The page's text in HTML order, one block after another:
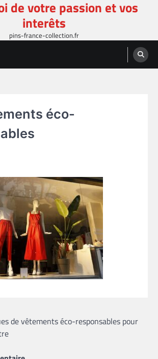
de votre passion et vos
interêts
pins-france-collection.fr
éco-
de vêtements éco-responsables pour